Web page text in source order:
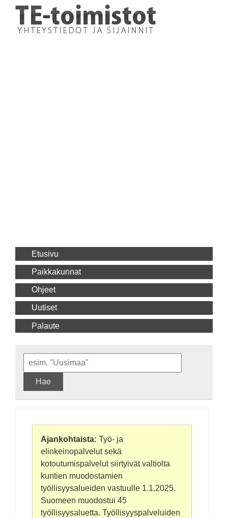
Etusivu
Paikkakunnat
Ohjeet
Uutiset
Palaute
Hae
Ajankohtaista: Työ- ja
elinkeinopalvelut sekä
kotoutumispalvelut siirtyivät valtiolta
kuntien muodostamien
työllisyysalueiden vastuulle 1.1.2025.
Suomeen muodostui 45
työllisyysaluetta. Työllisyyspalveluiden